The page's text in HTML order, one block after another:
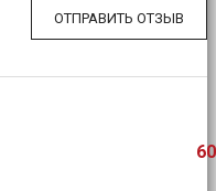
ОТПРАВИТЬ ОТЗЫВ